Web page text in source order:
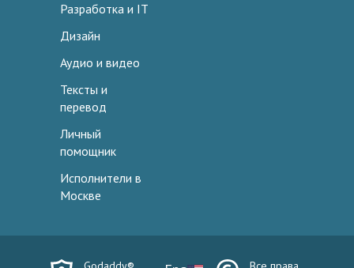
Разработка и IT
Дизайн
Аудио и видео
Тексты и
перевод
Личный
помощник
Исполнители в
Москве